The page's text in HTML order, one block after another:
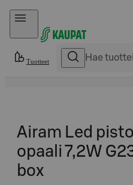
Hyppää sisältöön
Tuotteet
Airam Led
opaali 7,2W
box